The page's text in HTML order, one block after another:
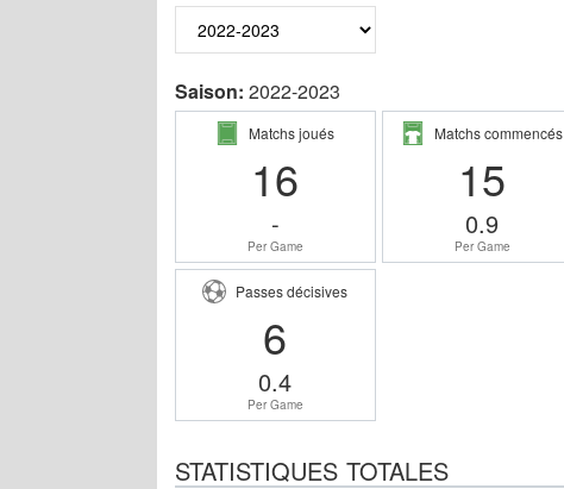
Saison: 2022-2023
Matchs joués
16
-
Per Game
Matchs commencés
15
0.9
Per Game
Passes décisives
6
0.4
Per Game
STATISTIQUES TOTALES